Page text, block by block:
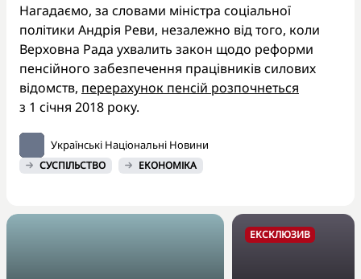
Нагадаємо, за словами міністра соціальної
політики Андрія Реви, незалежно від того, коли
Верховна Рада ухвалить закон щодо реформи
пенсійного забезпечення працівників силових
відомств, перерахунок пенсій розпочнеться
з 1 січня 2018 року.
Українські Національні Новини
СУСПІЛЬСТВО ЕКОНОМІКА
ЕКСКЛЮЗИВ